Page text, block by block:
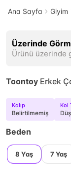
Ana Sayfa Giyim
Üzerinde
Ürünü üzerinde
Toontoy Erkek
Kalıp
Belirtilmemiş
Kol
Beden
8 Yaş 7 Yaş